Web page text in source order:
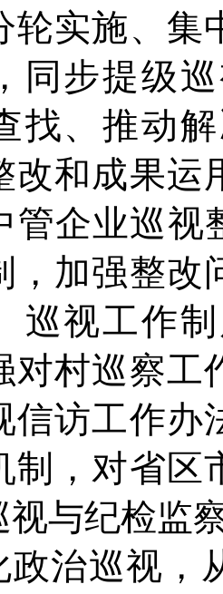
轮实施、集
同步提级
找、推动
改和成果运
管企业巡视
，加强整改
巡视工作
对村巡察
信访工作办
制，对省区
视与纪检监
政治巡视，